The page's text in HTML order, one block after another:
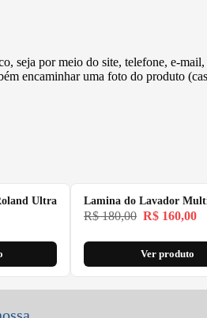
seja por meio do site, telefone, e-
encaminhar uma foto do produto
Ultra Lamina do Lavador
R$180,00 R$ 160,00
Ver produto